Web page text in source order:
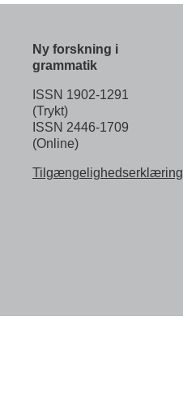
Ny forskning i
grammatik
ISSN 1902-1291
(Trykt)
ISSN 2446-1709
(Online)
Tilgængelighedserklæring